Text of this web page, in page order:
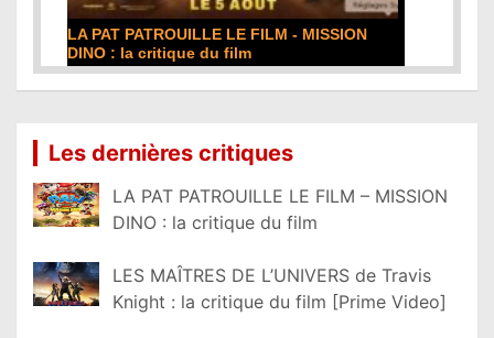
DE LA COMÉDIE-FRANÇAISE : la critique du
film
Les dernières critiques
LA PAT PATROUILLE LE FILM – MISSION
DINO : la critique du film
LES MAÎTRES DE L’UNIVERS de Travis
Knight : la critique du film [Prime Video]